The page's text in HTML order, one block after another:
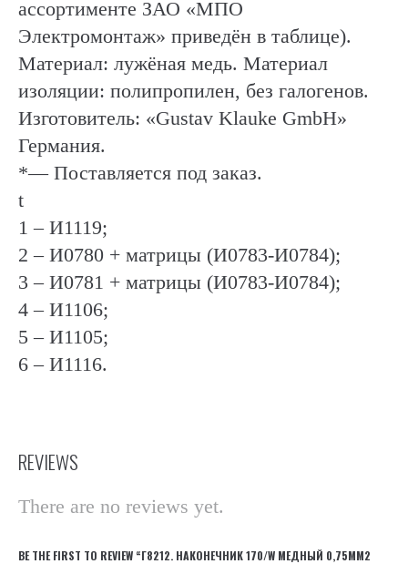
ассортименте ЗАО «МПО
Электромонтаж» приведён в таблице).
Материал: лужёная медь. Материал
изоляции: полипропилен, без галогенов.
Изготовитель: «Gustav Klauke GmbH»
Германия.
*— Поставляется под заказ.
t
1 – И1119;
2 – И0780 + матрицы (И0783-И0784);
3 – И0781 + матрицы (И0783-И0784);
4 – И1106;
5 – И1105;
6 – И1116.
REVIEWS
There are no reviews yet.
BE THE FIRST TO REVIEW “Г8212. НАКОНЕЧНИК 170/W МЕДНЫЙ 0,75ММ2